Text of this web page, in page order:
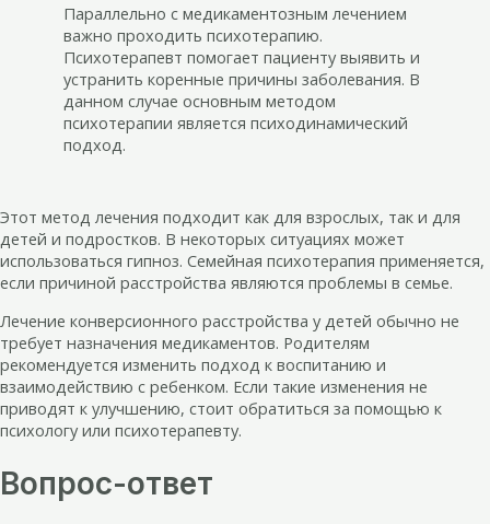
Параллельно с медикаментозным лечением
важно проходить психотерапию.
Психотерапевт помогает пациенту выявить и
устранить коренные причины заболевания. В
данном случае основным методом
психотерапии является психодинамический
подход.
Этот метод лечения подходит как для взрослых, так и для
детей и подростков. В некоторых ситуациях может
использоваться гипноз. Семейная психотерапия применяется,
если причиной расстройства являются проблемы в семье.
Лечение конверсионного расстройства у детей обычно не
требует назначения медикаментов. Родителям
рекомендуется изменить подход к воспитанию и
взаимодействию с ребенком. Если такие изменения не
приводят к улучшению, стоит обратиться за помощью к
психологу или психотерапевту.
Вопрос-ответ